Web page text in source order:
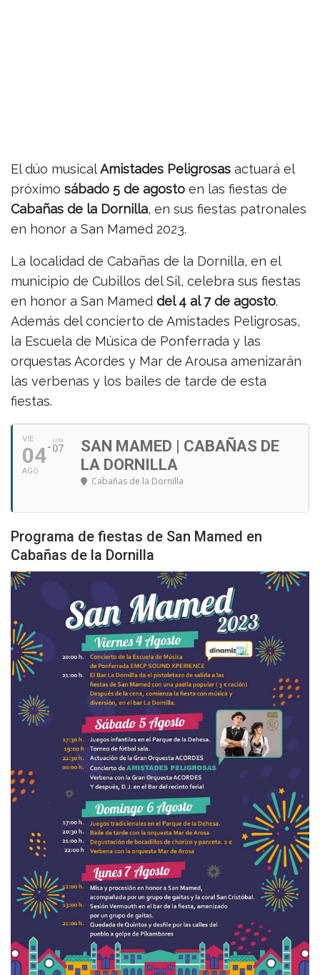
El dúo musicalAmistades Peligrosas actuará el
próximo sábado 5 de agosto en las fiestas de
Cabañas de la Dornilla, en sus fiestas patronales
en honor a San Mamed 2023.
La localidad de Cabañas de la Dornilla, en el
municipio de Cubillos del Sil, celebra sus fiestas
en honor a San Mamed del 4 al 7 de agosto.
Además del concierto de Amistades Peligrosas,
la Escuela de Música de Ponferrada y las
orquestas Acordes y Mar de Arousa amenizarán
las verbenas y los bailes de tarde de esta
fiestas.
VIE
04
AGO
LUN
07
SAN MAMED | CABAÑAS DE
LA DORNILLA
Cabañas de la Dornilla
Programa de fiestas de San Mamed en
Cabañas de la Dornilla